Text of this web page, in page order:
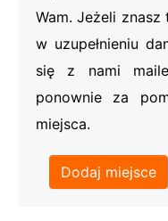
Wam. Jeżeli
w uzupełnieniu
się z nami
ponownie za
miejsca.
Dodaj miejsce